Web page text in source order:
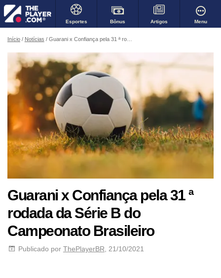
Esportes Bônus Artigos Menu
Início Notícias Guarani x Confiança pela 31 ª rodada da Série B do Campeonato Brasileiro
Guarani x Confiança pela 31 ª
rodada da Série B do
Campeonato Brasileiro
Publicado por ThePlayerBR , 21/10/2021